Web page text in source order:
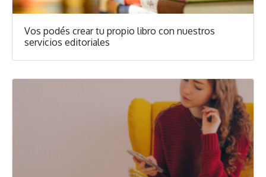
Vos podés crear tu propio libro con nuestros
servicios editoriales